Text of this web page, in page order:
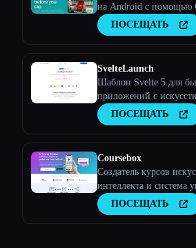
на Android с помощью
устройстве
ПОСЕЩАТЬ
SvelteLaunch
Шаблон Svelte 5 для
приложений с
интеллектом
ПОСЕЩАТЬ
Coursebox
Создатель курсов
интеллекта и система
обучением
ПОСЕЩАТЬ